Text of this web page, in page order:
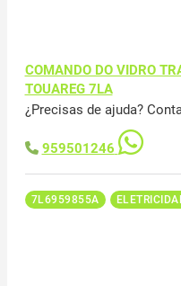
COMANDO DO VIDRO
TOUAREG 7LA
¿Precisas de ajuda?
959501246
7L6959855A